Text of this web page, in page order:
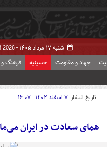
شنبه ۱۷ مرداد ۱۴۰۵ - 2026
جهاد و مقاومت حسینیه فرهنگ
تاریخ انتشار: ۷ اسفند ۱۴۰۲ - ۱۶:۰۷
همای سعادت در ایران